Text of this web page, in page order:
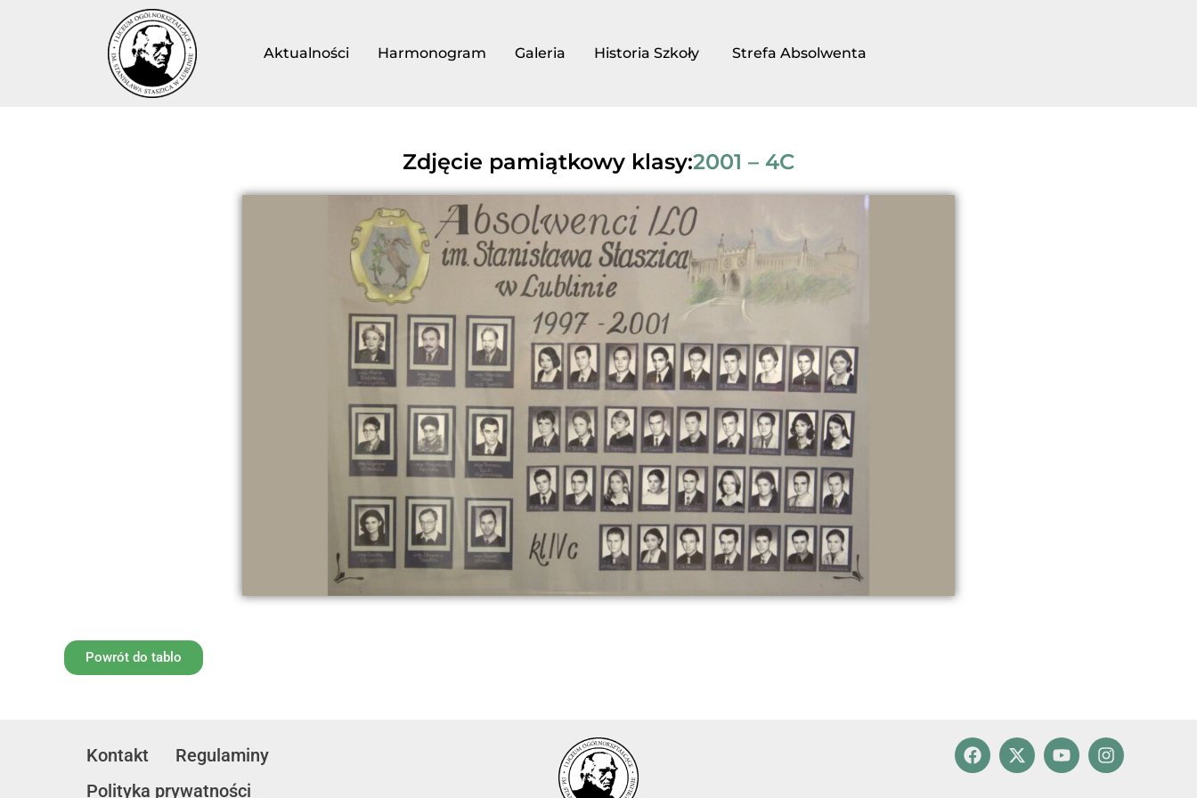
Aktualności Harmonogram Galeria Historia Szkoły Strefa Absolwenta
Zdjęcie pamiątkowy klasy:2001 – 4C
Powrót do tablo
Kontakt
Regulaminy
Polityka prywatności